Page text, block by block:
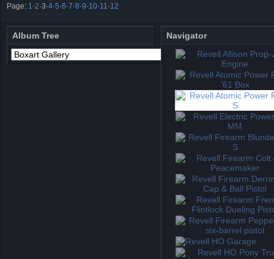
Page: 1 ·2·3·4·5·6·7·8·9·10·11 ·12
Album Tree Navigator